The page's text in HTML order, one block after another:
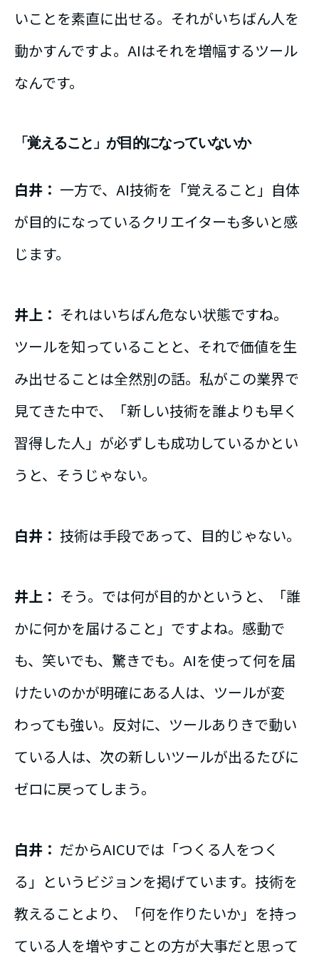
いことを素直に出せる。それがいちばん人を
動かすんですよ。AIはそれを増幅するツール
なんです。
「覚えること」が目的になっていないか
白井： 一方で、AI技術を「覚えること」自体
が目的になっているクリエイターも多いと感
じます。
井上： それはいちばん危ない状態ですね。
ツールを知っていることと、それで価値を生
み出せることは全然別の話。私がこの業界で
見てきた中で、「新しい技術を誰よりも早く
習得した人」が必ずしも成功しているかとい
うと、そうじゃない。
白井： 技術は手段であって、目的じゃない。
井上： そう。では何が目的かというと、「誰
かに何かを届けること」ですよね。感動で
も、笑いでも、驚きでも。AIを使って何を届
けたいのかが明確にある人は、ツールが変
わっても強い。反対に、ツールありきで動い
ている人は、次の新しいツールが出るたびに
ゼロに戻ってしまう。
白井： だからAICUでは「つくる人をつく
る」というビジョンを掲げています。技術を
教えることより、「何を作りたいか」を持っ
ている人を増やすことの方が大事だと思って